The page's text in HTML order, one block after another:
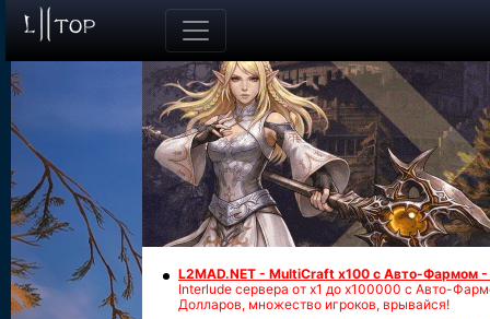
L2MAD.NET - MultiCraft x100 с Авто-Фармом
Interlude сервера от х1 до х100000 с Авто-
Долларов, множество игроков, врывайся!